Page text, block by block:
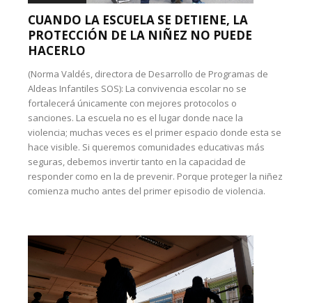
CUANDO LA ESCUELA SE DETIENE, LA
PROTECCIÓN DE LA NIÑEZ NO PUEDE
HACERLO
(Norma Valdés, directora de Desarrollo de Programas de
Aldeas Infantiles SOS): La convivencia escolar no se
fortalecerá únicamente con mejores protocolos o
sanciones. La escuela no es el lugar donde nace la
violencia; muchas veces es el primer espacio donde esta se
hace visible. Si queremos comunidades educativas más
seguras, debemos invertir tanto en la capacidad de
responder como en la de prevenir. Porque proteger la niñez
comienza mucho antes del primer episodio de violencia.